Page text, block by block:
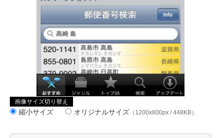
画像サイズ切り替え
縮小サイズ オリジナルサイズ （1200x800px / 448KB）